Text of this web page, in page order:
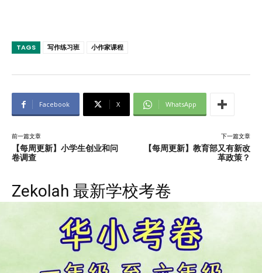
TAGS 写作练习班 小作家课程
Facebook X WhatsApp
前一篇文章
【每周更新】小学生创业和问
卷调查
下一篇文章
【每周更新】教育部又有新改
革政策？
Zekolah 最新学校考卷